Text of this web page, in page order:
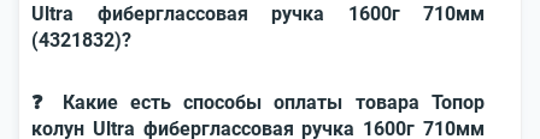
Ultra фиберглассовая ручка 1600г 710мм
(4321832)?
❓ Какие есть способы оплаты товара Топор
колун Ultra фиберглассовая ручка 1600г 710мм